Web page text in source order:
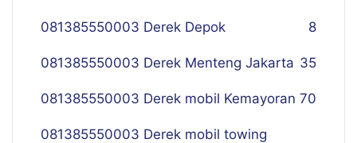
081385550003 Derek Depok 8
081385550003 Derek Menteng Jakarta 35
081385550003 Derek mobil Kemayoran 70
081385550003 Derek mobil towing